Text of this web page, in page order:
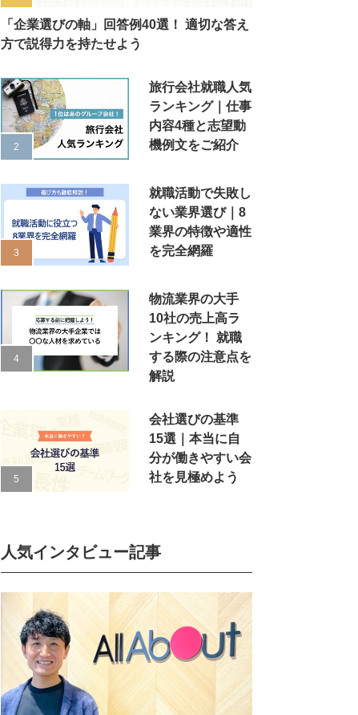
「企業選びの軸」回答例40選！ 適切な答え
方で説得力を持たせよう
旅行会社就職人気
ランキング｜仕事
内容4種と志望動
機例文をご紹介
就職活動で失敗し
ない業界選び｜8
業界の特徴や適性
を完全網羅
物流業界の大手
10社の売上高ラ
ンキング！ 就職
する際の注意点を
解説
会社選びの基準
15選｜本当に自
分が働きやすい会
社を見極めよう
人気インタビュー記事